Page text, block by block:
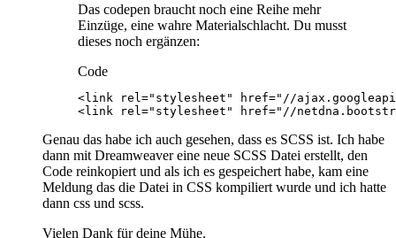
Das codepen braucht noch eine Reihe mehr
Einzüge, eine wahre Materialschlacht. Du musst
dieses noch ergänzen:
Code
<link rel="stylesheet" href="//
Genau das habe ich auch gesehen, dass es SCSS ist. Ich habe
dann mit Dreamweaver eine neue SCSS Datei erstellt, den
Code reinkopiert und als ich es gespeichert habe, kam eine
Meldung das die Datei in CSS kompiliert wurde und ich hatte
dann css und scss.
Vielen Dank für deine Mühe.